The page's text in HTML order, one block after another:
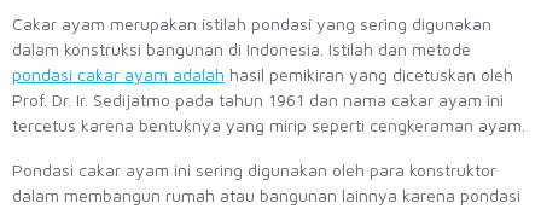
Cakar ayam merupakan istilah pondasi yang sering digunakan
dalam konstruksi bangunan di Indonesia. Istilah dan metode
pondasi cakar ayam adalah hasil pemikiran yang dicetuskan oleh
Prof. Dr. Ir. Sedijatmo pada tahun 1961 dan nama cakar ayam ini
tercetus karena bentuknya yang mirip seperti cengkeraman ayam.
Pondasi cakar ayam ini sering digunakan oleh para konstruktor
dalam membangun rumah atau bangunan lainnya karena pondasi